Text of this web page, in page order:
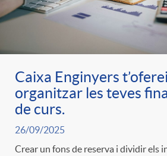
Caixa Enginyers
organitzar les teves
de curs.
26/09/2025
Crear un fons de reserva i dividir els